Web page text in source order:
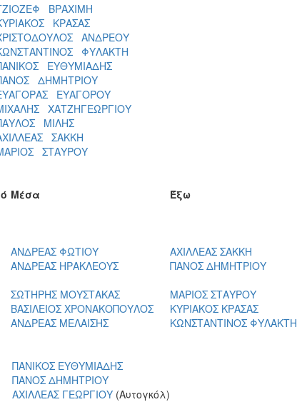
ΒΡΑΧΙΜΗ
ΚΡΑΣΑΣ
ΑΝΔΡΕΟΥ
ΦΥΛΑΚΤΗ
ΕΥΘΥΜΙΑΔΗΣ
ΔΗΜΗΤΡΙΟΥ
ΕΥΑΓΟΡΟΥ
ΧΑΤΖΗΓΕΩΡΓΙΟΥ
ΜΙΛΗΣ
ΣΑΚΚΗ
ΣΤΑΥΡΟΥ
Μέσα
Έξω
ΑΝΔΡΕΑΣ ΦΩΤΙΟΥ
ΑΧΙΛΛΕΑΣ ΣΑΚΚΗ
ΑΝΔΡΕΑΣ ΗΡΑΚΛΕΟΥΣ
ΠΑΝΟΣ ΔΗΜΗΤΡΙΟΥ
ΣΩΤΗΡΗΣ ΜΟΥΣΤΑΚΑΣ
ΜΑΡΙΟΣ ΣΤΑΥΡΟΥ
ΒΑΣΙΛΕΙΟΣ ΧΡΟΝΑΚΟΠΟΥΛΟΣ
ΚΥΡΙΑΚΟΣ ΚΡΑΣΑΣ
ΑΝΔΡΕΑΣ ΜΕΛΑΙΣΗΣ ΚΩΝΣΤΑΝΤΙΝΟΣ ΦΥΛΑΚΤΗ
ΠΑΝΙΚΟΣ ΕΥΘΥΜΙΑΔΗΣ
ΠΑΝΟΣ ΔΗΜΗΤΡΙΟΥ
ΑΧΙΛΛΕΑΣ ΓΕΩΡΓΙΟΥ (Αυτογκόλ)